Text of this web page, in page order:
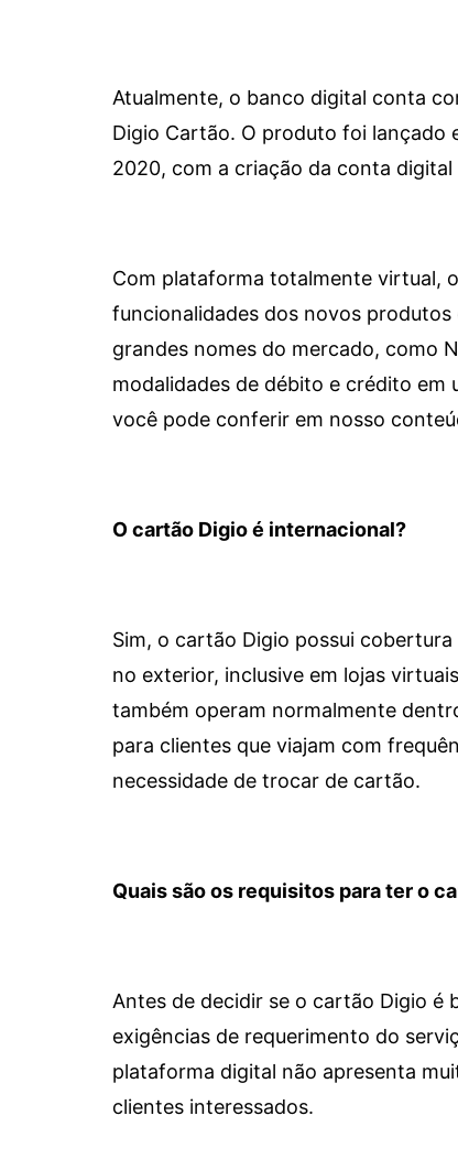
Atualmente, o banco digital conta
Digio Cartão. O produto foi lançado
2020, com a criação da conta
Com plataforma totalmente virtual,
funcionalidades dos novos
grandes nomes do mercado, como
modalidades de débito e crédito em
você pode conferir em nosso
O cartão Digio é internacional?
Sim, o cartão Digio possui
no exterior, inclusive em lojas
também operam normalmente
para clientes que viajam com
necessidade de trocar de cartão.
Quais são os requisitos para ter o
Antes de decidir se o cartão Digio é
exigências de requerimento do
plataforma digital não apresenta
clientes interessados.